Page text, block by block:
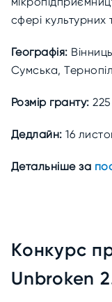
сфері культурних
Географія:
Сумська,
Розмір гранту:
Дедлайн:16
Детальніше за
Конкурс
Unbroken